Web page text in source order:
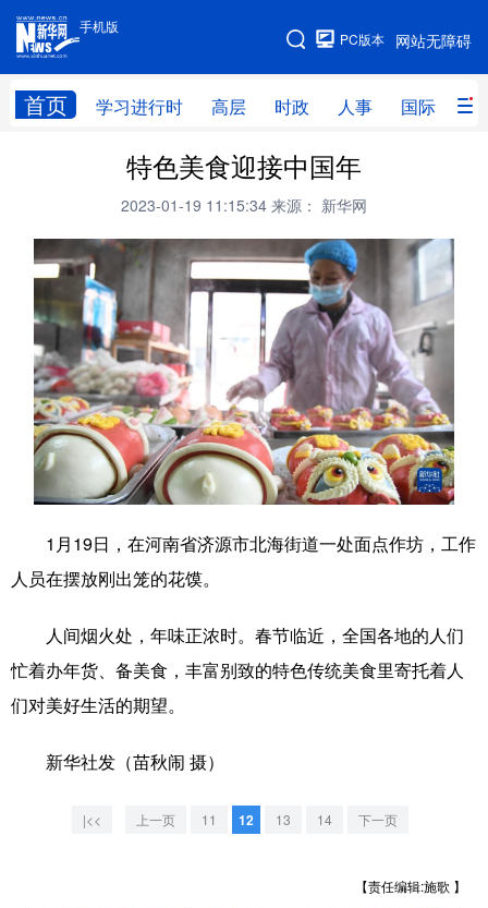
手机版
网站无障碍
PC版本
首页 学习进行时 高层 时政 人事 国际 财
手机版
网站地图
高层 时政
财经 网评
台湾 思客智库 全球连线 教育
科技 科创 量子 体育
文化 书画 健康 军事
访谈 视频 图片 政务
法律 中央文件 金融 汽车
人居 信息化 数字经济
乡村振兴 溯源中国
城市 旅游
娱乐 悦读
公益 一带一路 亚太网 上市公司
文化产业
江苏
特色美食迎接中国年
2023-01-19 11:15:34 来源： 新华网
1月19日，在河南省济源市北海街道一处面点作坊，工作
人员在摆放刚出笼的花馍。
人间烟火处，年味正浓时。春节临近，全国各地的人们
忙着办年货、备美食，丰富别致的特色传统美食里寄托着人
们对美好生活的期望。
新华社发（苗秋闹 摄）
|<< 上一页 11 12 13 14 下一页
【责任编辑:施歌 】